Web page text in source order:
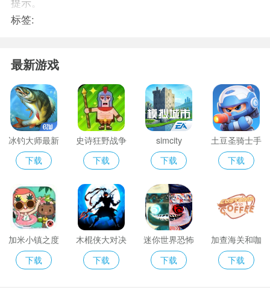
标签:
最新游戏
冰钓大师最新
版
下载
史诗狂野战争
中文版2025
下载
simcity
下载
土豆圣骑士手
游
下载
加米小镇之度
假旅行
下载
木棍侠大对决
下载
迷你世界恐怖
版ZM
下载
加查海关和咖
啡2025
下载